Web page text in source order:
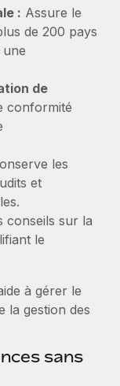
en toute
de vos
changer de
:
des
entreprises de
de
les...
: Assure le
de 200 pays
de
conformité
les
et
conseils sur la
le
à gérer le
la gestion des
sans